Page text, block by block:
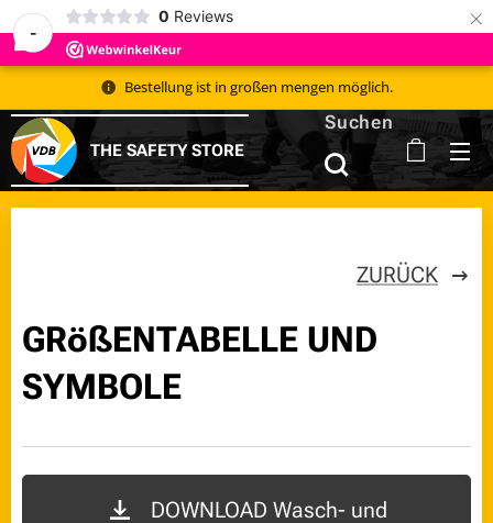
-
0 Reviews ×
Bestellung ist in großen mengen möglich.
THE SAFETY STORE
Suchen
ZURÜCK
GRößENTABELLE UND
SYMBOLE
DOWNLOAD Wasch- und